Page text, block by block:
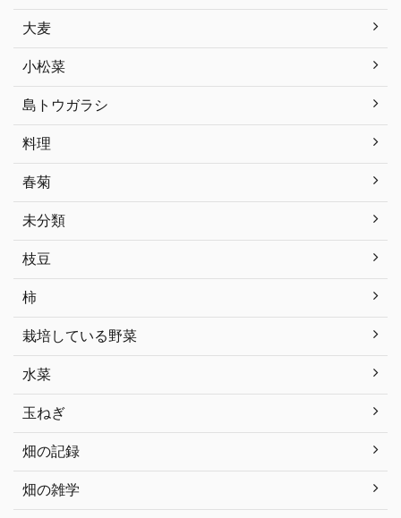
大麦
小松菜
島トウガラシ
料理
春菊
未分類
枝豆
柿
栽培している野菜
水菜
玉ねぎ
畑の記録
畑の雑学